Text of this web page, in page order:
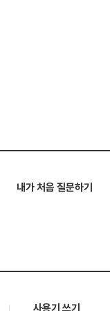
내가 처음 질문하기
사용기 쓰기